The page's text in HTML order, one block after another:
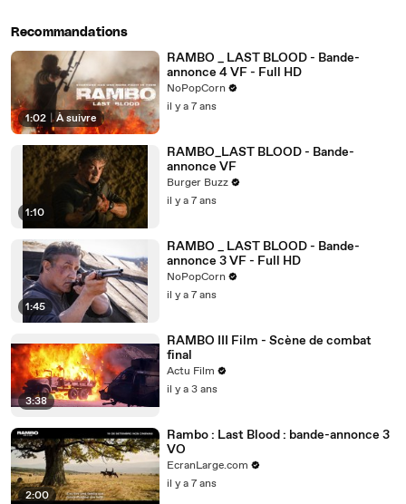
Recommandations
1:02 | À suivre
RAMBO _ LAST BLOOD - Bande-
annonce 4 VF - Full HD
NoPopCorn
il y a 7 ans
1:10
RAMBO_LAST BLOOD - Bande-
annonce VF
Burger Buzz
il y a 7 ans
1:45
RAMBO _ LAST BLOOD - Bande-
annonce 3 VF - Full HD
NoPopCorn
il y a 7 ans
3:38
RAMBO III Film - Scène de combat
final
Actu Film
il y a 3 ans
2:00
Rambo : Last Blood : bande-annonce 3
VO
EcranLarge.com
il y a 7 ans